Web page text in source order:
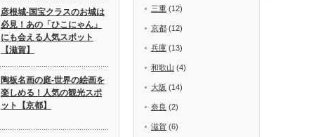
彦根城-国宝クラスのお城は
必見！あの「ひこにゃん」
にも会える人気スポット
【滋賀】
陶板名画の庭-世界の絵画を
楽しめる！人気の観光スポ
ット【京都】
三重 (12)
京都 (12)
兵庫 (13)
和歌山 (4)
大阪 (14)
奈良 (2)
滋賀 (6)